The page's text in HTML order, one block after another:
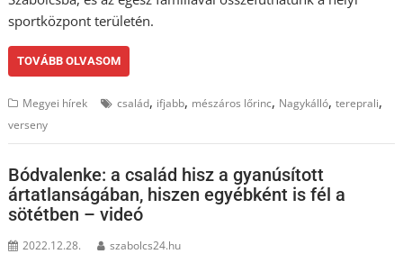
sportközpont területén.
TOVÁBB OLVASOM
Megyei hírek család, ifjabb, mészáros lőrinc, Nagykálló,tereprali,
verseny
Bódvalenke: a család hisz a gyanúsított
ártatlanságában, hiszen egyébként is fél a
sötétben – videó
2022.12.28. szabolcs24.hu